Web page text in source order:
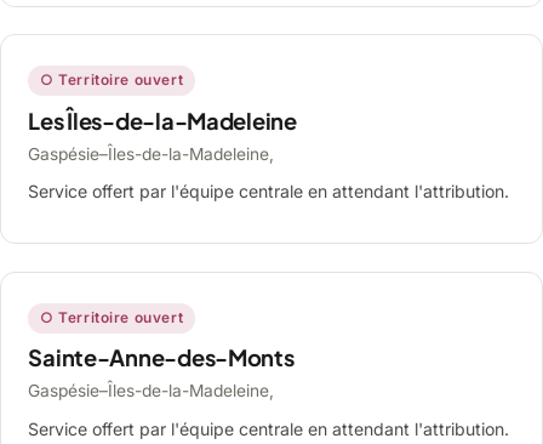
○ Territoire ouvert
Les Îles-de-la-Madeleine
Gaspésie–Îles-de-la-Madeleine,
Service offert par l'équipe centrale en attendant l'attribution.
○ Territoire ouvert
Sainte-Anne-des-Monts
Gaspésie–Îles-de-la-Madeleine,
Service offert par l'équipe centrale en attendant l'attribution.